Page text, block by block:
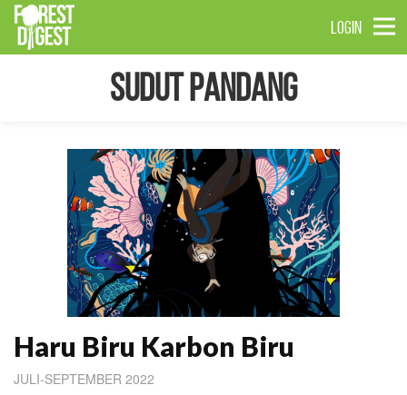
LOGIN
Sudut Pandang
Haru Biru Karbon Biru
JULI-SEPTEMBER 2022